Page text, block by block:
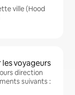
ville (Hood
voyageurs
direction
suivants :